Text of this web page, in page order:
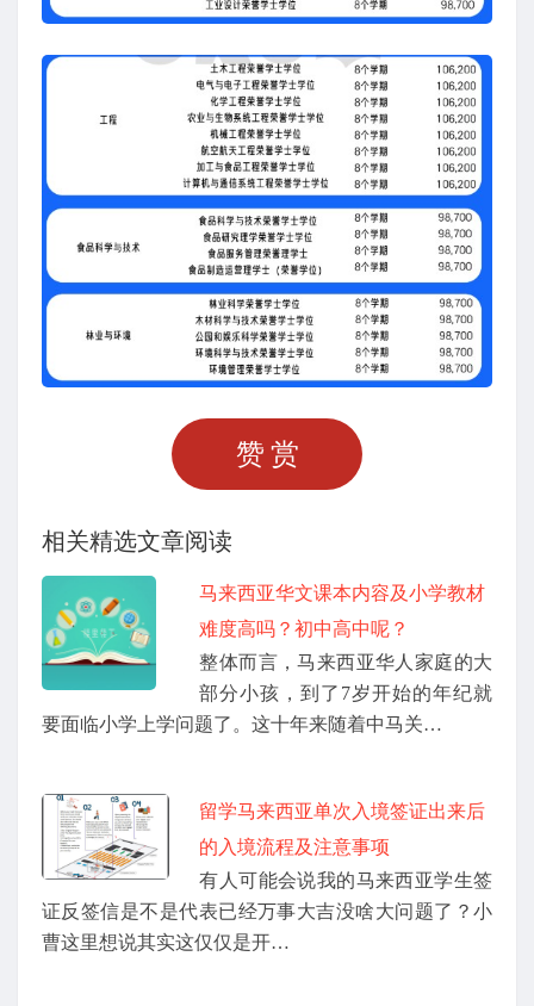
赞赏
相关精选文章阅读
马来西亚华文课本内容及小学教材
难度高吗？初中高中呢？
整体而言，马来西亚华人家庭的大
部分小孩，到了7岁开始的年纪就
要面临小学上学问题了。这十年来随着中马关…
留学马来西亚单次入境签证出来后
的入境流程及注意事项
有人可能会说我的马来西亚学生签
证反签信是不是代表已经万事大吉没啥大问题了？小
曹这里想说其实这仅仅是开…